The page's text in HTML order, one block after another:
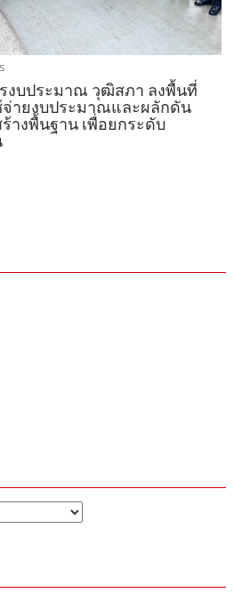
งบประมาณ วุฒิสภา ลงพื้นที่
จ่ายงบประมาณและผลักดัน
างพื้นฐาน เพื่อยกระดับ